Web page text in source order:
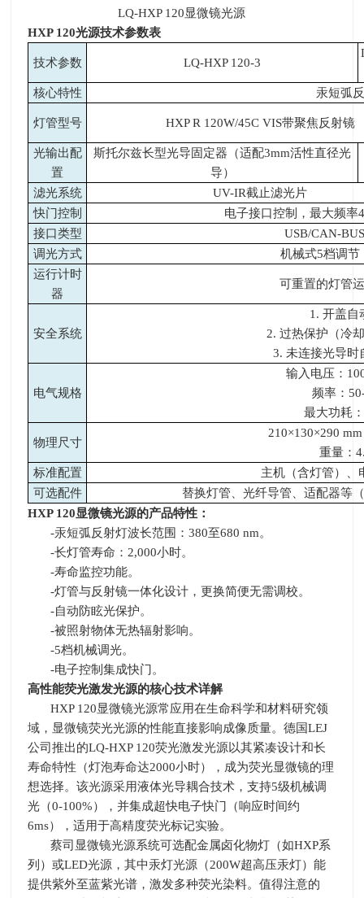
LQ-HXP 120显微镜光源
HXP 120光源技术参数表
技术参数 LQ-HXP 120-3
核心特性 汞短弧
灯管型号 HXP R 120W/45C VIS带聚焦反射镜
光输出配
置
斯托尔兹长型光导固定器（适配3mm活性直径光
导）
滤光系统
UV-IR截止滤光片
快门控制
电子接口控制，最大频率
接口类型
USB/CAN-
调光方式
机械式5档调节
运行计时
器
可重置的灯管
安全系统
1. 开盖自
2.过热保护（冷
3. 未连接光导时
电气规格
输入电压：
频率：
最大功耗
物理尺寸
210×130×290 mm
重量：
标准配置
主机（含灯管）、
可选配件
替换灯管、光纤导管、适配器等
HXP 120显微镜光源的产品特性：
-汞短弧反射灯波长范围：380至680 nm。
-长灯管寿命：2,000小时。
-寿命监控功能。
-灯管与反射镜一体化设计，更换简便无需调校。
-自动防眩光保护。
-被照射物体无热辐射影响。
-5档机械调光。
-电子控制集成快门。
高性能荧光激发光源的核心技术详解
HXP 120显微镜光源常应用在生命科学和材料研究领
域，显微镜荧光光源的性能直接影响成像质量。德国LEJ
公司推出的LQ-HXP 120荧光激发光源以其紧凑设计和长
寿命特性（灯泡寿命达2000小时），成为荧光显微镜的理
想选择。该光源采用液体光导耦合技术，支持5级机械调
光（0-100%），并集成超快电子快门（响应时间约
6ms），适用于高精度荧光标记实验。
蔡司显微镜光源系统可选配金属卤化物灯（如HXP系
列）或LED光源，其中汞灯光源（200W超高压汞灯）能
提供紫外至蓝紫光谱，激发多种荧光染料。值得注意的